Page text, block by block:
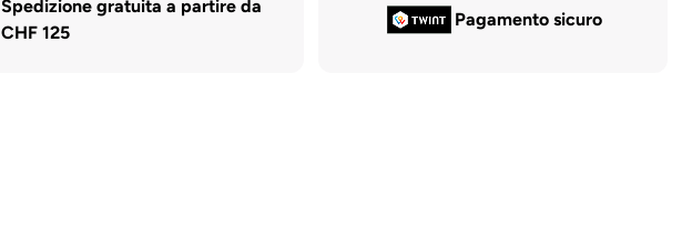
Spedizione gratuita a partire da
CHF 125
Pagamento sicuro